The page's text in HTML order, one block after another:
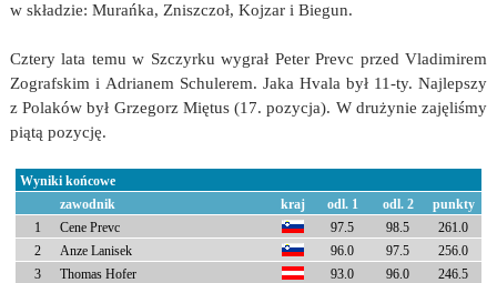
w składzie: Murańka, Zniszczoł, Kojzar i Biegun.
Cztery lata temu w Szczyrku wygrał Peter Prevc przed Vladimirem
Zografskim i Adrianem Schulerem. Jaka Hvala był 11-ty. Najlepszy
z Polaków był Grzegorz Miętus (17. pozycja). W drużynie zajęliśmy
piątą pozycję.
Wyniki końcowe
zawodnik
kraj odl. 1 odl. 2
punkty
1
Cene Prevc 97.5 98.5
261.0
2
Anze Lanisek 96.0 97.5
256.0
3
Thomas Hofer 93.0 96.0
246.5